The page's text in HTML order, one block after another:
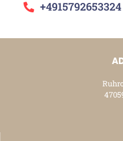
+4915792653324